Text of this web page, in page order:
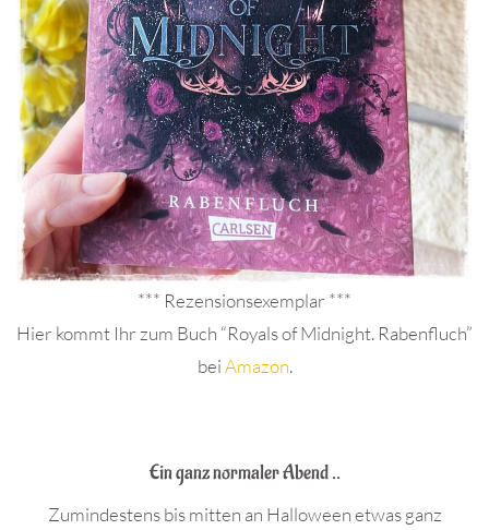
*** Rezensionsexemplar ***
Hier kommt Ihr zum Buch “Royals of Midnight. Rabenfluch”
beiAmazon.
Ein ganz normaler Abend ..
Zumindestens bis mitten an Halloween etwas ganz